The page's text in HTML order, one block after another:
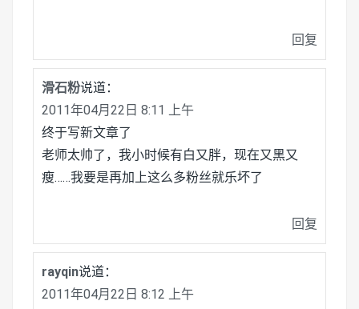
回复
滑石粉说道：
2011年04月22日 8:11 上午
终于写新文章了
老师太帅了，我小时候有白又胖，现在又黑又
瘦……我要是再加上这么多粉丝就乐坏了
回复
rayqin说道：
2011年04月22日 8:12 上午